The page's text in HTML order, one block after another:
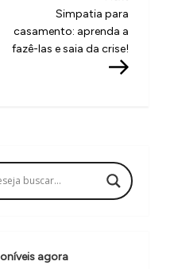
Post
Simpatia para
casamento: aprenda a
fazê-las e saia da crise!
agora